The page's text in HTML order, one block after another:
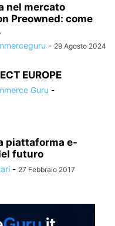
nel mercato
Preowned: come
- 29 Agosto 2024
EUROPE
Guru -
piattaforma e-
futuro
- 27 Febbraio 2017